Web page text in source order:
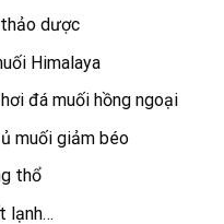
dược
Himalaya
đá muối hồng ngoại
muối giảm béo
thổ
lạnh…